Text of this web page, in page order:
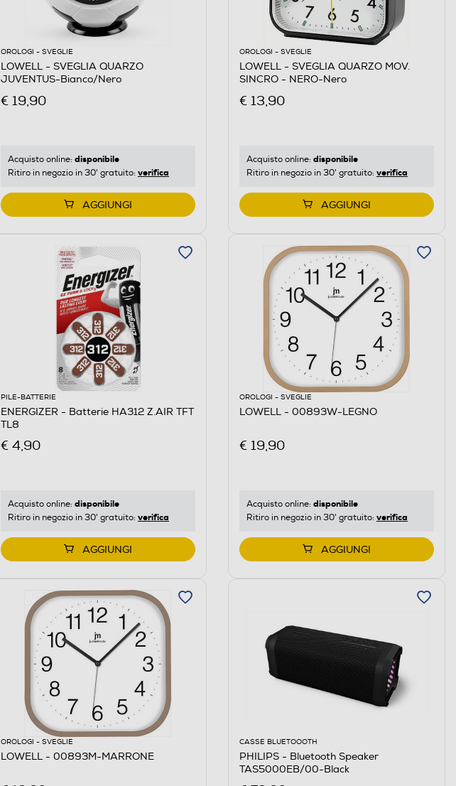
OROLOGI - SVEGLIE
LOWELL - SVEGLIA QUARZO
JUVENTUS-Bianco/Nero
€ 19,90
Acquisto online: disponibile
Ritiro in negozio in 30' gratuito: verifica
AGGIUNGI
OROLOGI - SVEGLIE
LOWELL - SVEGLIA QUARZO MOV.
SINCRO - NERO-Nero
€ 13,90
Acquisto online: disponibile
Ritiro in negozio in 30' gratuito: verifica
AGGIUNGI
PILE-BATTERIE
ENERGIZER - Batterie HA312 Z.AIR TFT
TL8
€ 4,90
Acquisto online: disponibile
Ritiro in negozio in 30' gratuito: verifica
AGGIUNGI
OROLOGI - SVEGLIE
LOWELL - 00893W-LEGNO
€ 19,90
Acquisto online: disponibile
Ritiro in negozio in 30' gratuito: verifica
AGGIUNGI
OROLOGI - SVEGLIE
LOWELL - 00893M-MARRONE
CASSE BLUETOOOTH
PHILIPS - Bluetooth Speaker
TAS5000EB/00-Black